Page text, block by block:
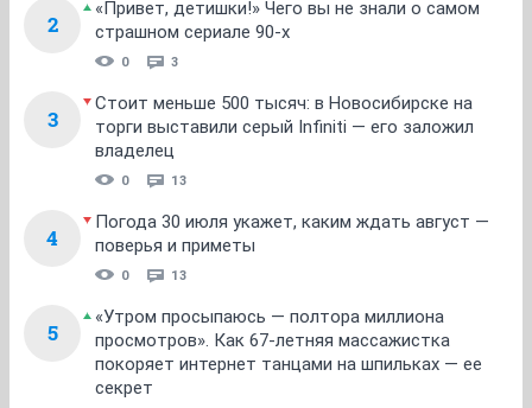
2
«Привет, детишки!» Чего вы не знали о самом
страшном сериале 90-х
0 3
3
Стоит меньше 500 тысяч: в Новосибирске на
торги выставили серый Infiniti — его заложил
владелец
0 13
4
Погода 30 июля укажет, каким ждать август —
поверья и приметы
0 13
5
«Утром просыпаюсь — полтора миллиона
просмотров». Как 67-летняя массажистка
покоряет интернет танцами на шпильках — ее
секрет